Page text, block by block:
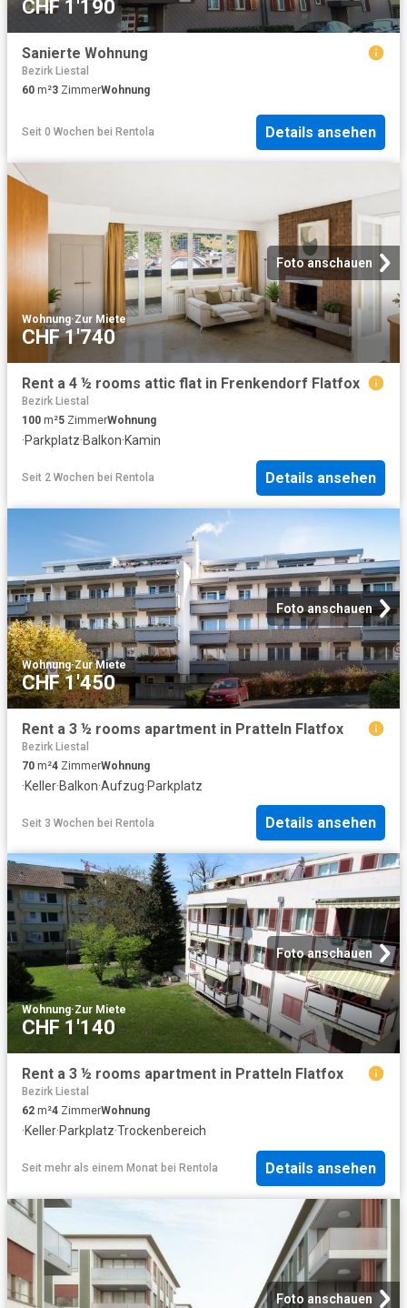
CHF 1'190
Sanierte Wohnung
Bezirk Liestal
60 m²3 ZimmerWohnung
Seit 0 Wochen bei Rentola Details ansehen
Foto anschauen
Wohnung·Zur Miete
CHF 1'740
Rent a 4 ½ rooms attic flat in Frenkendorf Flatfox
Bezirk Liestal
100 m²5 ZimmerWohnung
·Parkplatz·Balkon·Kamin
Seit 2 Wochen bei Rentola Details ansehen
Foto anschauen
Wohnung·Zur Miete
CHF 1'450
Rent a 3 ½ rooms apartment in Pratteln Flatfox
Bezirk Liestal
70 m²4 ZimmerWohnung
·Keller·Balkon·Aufzug·Parkplatz
Seit 3 Wochen bei Rentola Details ansehen
Foto anschauen
Wohnung·Zur Miete
CHF 1'140
Rent a 3 ½ rooms apartment in Pratteln Flatfox
Bezirk Liestal
62 m²4 ZimmerWohnung
·Keller·Parkplatz·Trockenbereich
Seit mehr als einem Monat bei Rentola Details ansehen
Foto anschauen